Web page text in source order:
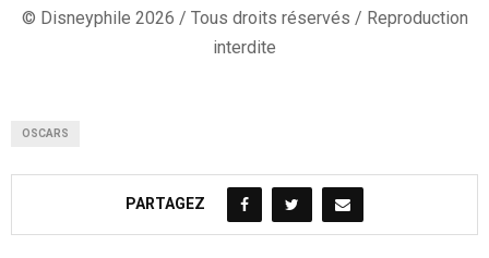
© Disneyphile 2026 / Tous droits réservés / Reproduction
interdite
OSCARS
PARTAGEZ